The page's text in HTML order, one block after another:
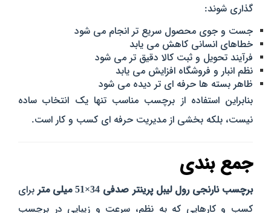
گذاری شوند:
جست‌ و جوی محصول سریع‌ تر انجام می‌ شود
خطاهای انسانی کاهش می‌ یابد
فرآیند تحویل و ثبت کالا دقیق‌ تر می‌ شود
نظم انبار و فروشگاه افزایش می‌ یابد
ظاهر بسته‌ ها حرفه‌ ای‌ تر دیده می‌ شود
بنابراین استفاده از برچسب مناسب تنها یک انتخاب ساده
نیست، بلکه بخشی از مدیریت حرفه‌ ای کسب‌ و کار است.
جمع‌ بندی
برچسب نارنجی رول لیبل پرینتر صدفی 34×51 میلی‌ متر
برای
کسب‌ و کارهایی که به نظم، سرعت و زیبایی در برچسب‌